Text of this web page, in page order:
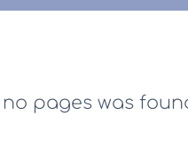
no pages was